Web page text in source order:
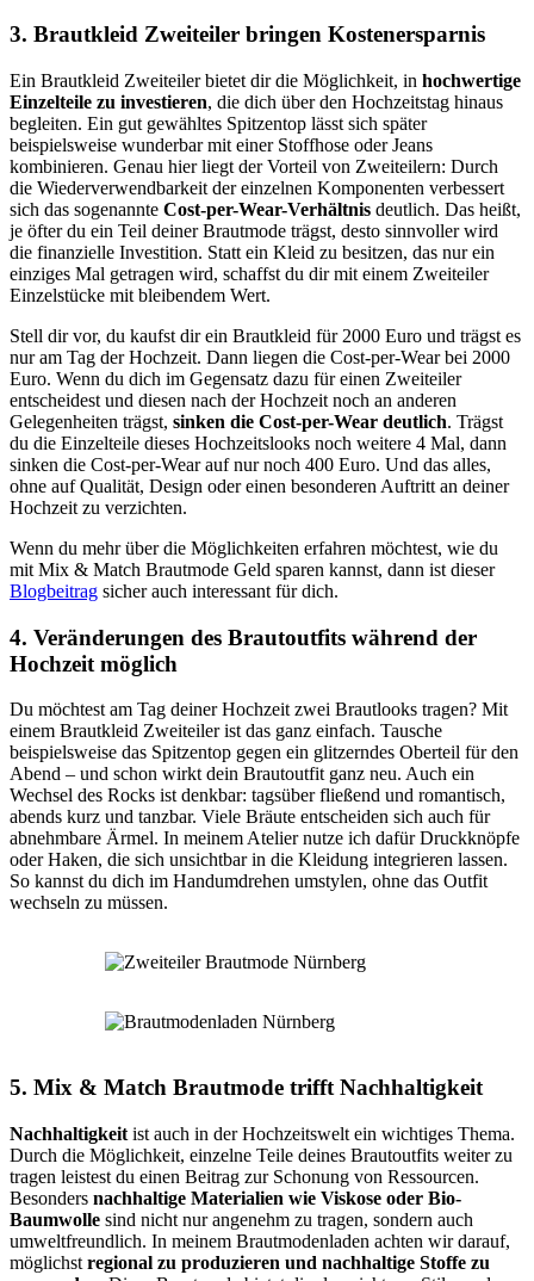
3. Brautkleid Zweiteiler bringen Kostenersparnis
Ein Brautkleid Zweiteiler bietet dir die Möglichkeit, in hochwertige
Einzelteile zu investieren, die dich über den Hochzeitstag hinaus
begleiten. Ein gut gewähltes Spitzentop lässt sich später
beispielsweise wunderbar mit einer Stoffhose oder Jeans
kombinieren. Genau hier liegt der Vorteil von Zweiteilern: Durch
die Wiederverwendbarkeit der einzelnen Komponenten verbessert
sich das sogenannte Cost-per-Wear-Verhältnis deutlich. Das heißt,
je öfter du ein Teil deiner Brautmode trägst, desto sinnvoller wird
die finanzielle Investition. Statt ein Kleid zu besitzen, das nur ein
einziges Mal getragen wird, schaffst du dir mit einem Zweiteiler
Einzelstücke mit bleibendem Wert.
Stell dir vor, du kaufst dir ein Brautkleid für 2000 Euro und trägst es
nur am Tag der Hochzeit. Dann liegen die Cost-per-Wear bei 2000
Euro. Wenn du dich im Gegensatz dazu für einen Zweiteiler
entscheidest und diesen nach der Hochzeit noch an anderen
Gelegenheiten trägst, sinken die Cost-per-Wear deutlich. Trägst
du die Einzelteile dieses Hochzeitslooks noch weitere 4 Mal, dann
sinken die Cost-per-Wear auf nur noch 400 Euro. Und das alles,
ohne auf Qualität, Design oder einen besonderen Auftritt an deiner
Hochzeit zu verzichten.
Wenn du mehr über die Möglichkeiten erfahren möchtest, wie du
mit Mix & Match Brautmode Geld sparen kannst, dann ist dieser
Blogbeitrag sicher auch interessant für dich.
4. Veränderungen des Brautoutfits während der
Hochzeit möglich
Du möchtest am Tag deiner Hochzeit zwei Brautlooks tragen? Mit
einem Brautkleid Zweiteiler ist das ganz einfach. Tausche
beispielsweise das Spitzentop gegen ein glitzerndes Oberteil für den
Abend – und schon wirkt dein Brautoutfit ganz neu. Auch ein
Wechsel des Rocks ist denkbar: tagsüber fließend und romantisch,
abends kurz und tanzbar. Viele Bräute entscheiden sich auch für
abnehmbare Ärmel. In meinem Atelier nutze ich dafür Druckknöpfe
oder Haken, die sich unsichtbar in die Kleidung integrieren lassen.
So kannst du dich im Handumdrehen umstylen, ohne das Outfit
wechseln zu müssen.
5. Mix & Match Brautmode trifft Nachhaltigkeit
Nachhaltigkeit ist auch in der Hochzeitswelt ein wichtiges Thema.
Durch die Möglichkeit, einzelne Teile deines Brautoutfits weiter zu
tragen leistest du einen Beitrag zur Schonung von Ressourcen.
Besonders nachhaltige Materialien wie Viskose oder Bio-
Baumwolle sind nicht nur angenehm zu tragen, sondern auch
umweltfreundlich. In meinem Brautmodenladen achten wir darauf,
möglichst regional zu produzieren und nachhaltige Stoffe zu